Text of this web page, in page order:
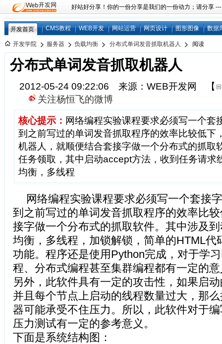
好站好分享！你的一份分享是我们的一份动力；请分享
开发首页 CMS教程 WEB开发 网站运营 网页设计 图形图像 数据
开发学院 服务器 负载均衡 分布式单词发音抓取机器人 阅读
分布式单词发音抓取机器人
2012-05-24 09:22:06 来源：WEB开发网
【
关注杨恒飞的微博
核心提示： 网络编程实验课程要求必须写一个套
到之前写过的单词发音抓取程序的效率比较低下
机器人，就顺便结合套接字做一个分布式的抓取
任务领取，其中启动accept方法，收到任务请求
均衡，多线程
网络编程实验课程要求必须写一个套接
到之前写过的单词发音抓取程序的效率比
接字做一个分布式的抓取软件。其中涉及
均衡，多线程，加锁解锁，简单的HTML代
功能。程序还是使用Python完成，对于学
程、分布式编程甚至集群编程都有一定的
另外，此软件具有一定的攻击性，如果启
并且每个节点上启动的线程数量过大，那
器可能承受不住压力。所以，此软件对于
压力测试有一定的参考意义。
下面是系统结构图：